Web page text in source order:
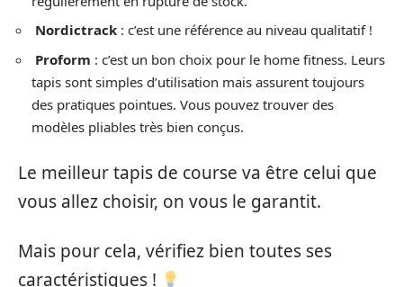
Nordictrack : c’est une référence au niveau qualitatif !
Proform : c’est un bon choix pour le home fitness. Leurs
tapis sont simples d’utilisation mais assurent toujours
des pratiques pointues. Vous pouvez trouver des
modèles pliables très bien conçus.
Le meilleur tapis de course va être celui que
vous allez choisir, on vous le garantit.
Mais pour cela, vérifiez bien toutes ses
caractéristiques !